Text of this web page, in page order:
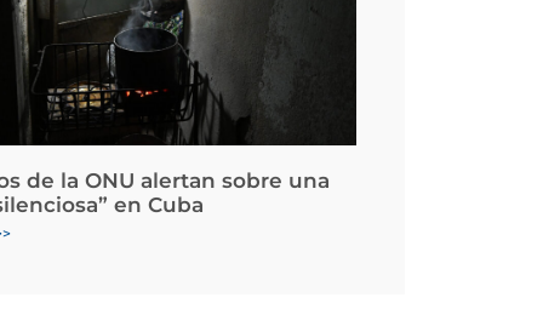
de la ONU alertan sobre una
en Cuba